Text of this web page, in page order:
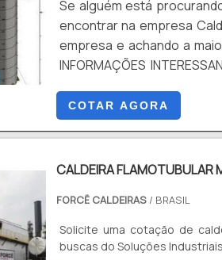
Se alguém está
encontrar na empresa
empresa e achando a
INFORMAÇÕES
Empresa especializada
disponibilizando tudo que
cada cliente.Sem perder
uma empresa que
da empresa com seus
ser prestado por
ajuda a garantir a
COTAR AGORA
CALDEIRA FLAMOTUBULAR
FORCË CALDEIRAS/ BRASIL
Solicite uma cotação de
buscas do Soluções